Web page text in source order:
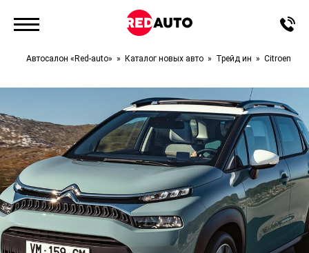
Автосалон «Red-auto» Каталог новых авто Трейд ин Citroen